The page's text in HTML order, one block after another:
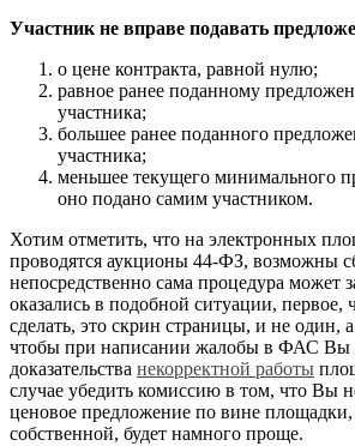
Участник не вправе подавать
о цене контракта, равной нулю;
равное ранее поданному
участника;
большее ранее поданного
участника;
меньшее текущего минимального
оно подано самим участником.
Хотим отметить, что на электронных
проводятся аукционы 44-ФЗ, возможны
непосредственно сама процедура может
оказались в подобной ситуации, первое,
сделать, это скрин страницы, и не один,
чтобы при написании жалобы в ФАС Вы
доказательства некорректной работы
случае убедить комиссию в том, что Вы
ценовое предложение по вине площадки,
собственной, будет намного проще.